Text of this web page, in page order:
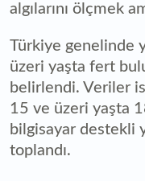
algılarını ölçmek
Türkiye genelinde
üzeri yaşta fert
belirlendi. Veriler
15 ve üzeri yaşta
bilgisayar destekli
toplandı.